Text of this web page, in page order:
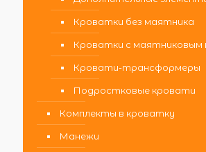
Кроватки без маятника
Кроватки с маятниковым
Кровати-трансформеры
Подростковые кровати
Комплекты в кроватку
Манежи